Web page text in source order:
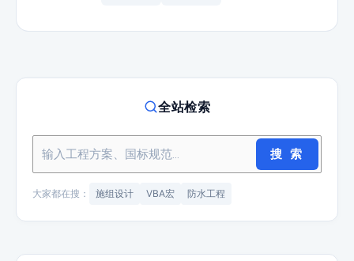
全站检索
搜 索
大家都在搜： 施组设计 VBA宏 防水工程